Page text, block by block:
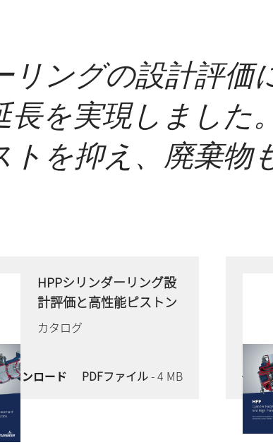
リングの設計評価
長を実現しました
トを抑え、廃棄物
HPPシリンダーリング設
計評価と高性能ピストン
カタログ
ウンロード PDFファイル- 4 MB
今